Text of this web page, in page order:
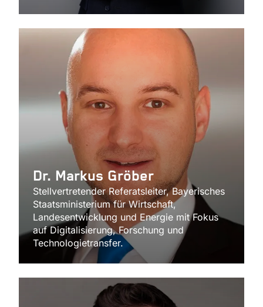
Dr. Markus Gröber
Stellvertretender Referatsleiter, Bayerisches
Staatsministerium für Wirtschaft,
Landesentwicklung und Energie mit Fokus
auf Digitalisierung, Forschung und
Technologietransfer.